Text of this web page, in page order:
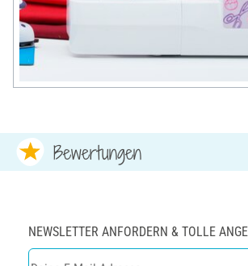
Bewertungen
NEWSLETTER ANFORDERN & TOLLE